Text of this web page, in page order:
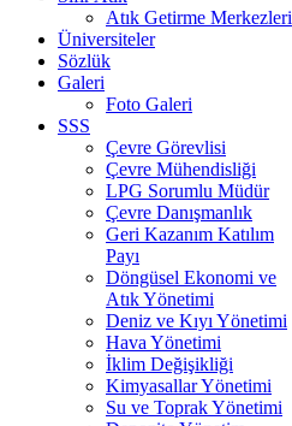
Atık Getirme Merkezleri
Üniversiteler
Sözlük
Galeri
Foto Galeri
SSS
Çevre Görevlisi
Çevre Mühendisliği
LPG Sorumlu Müdür
Çevre Danışmanlık
Geri Kazanım Katılım
Payı
Döngüsel Ekonomi ve
Atık Yönetimi
Deniz ve Kıyı Yönetimi
Hava Yönetimi
İklim Değişikliği
Kimyasallar Yönetimi
Su ve Toprak Yönetimi